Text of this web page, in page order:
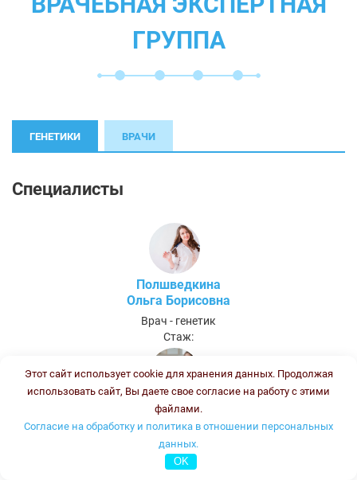
ГРУППА
ГЕНЕТИКИ ВРАЧИ
Специалисты
Полшведкина
Ольга Борисовна
Врач - генетик
Стаж:
Колесникова
Ирина Васильевна
Врач-генетик, врач клинической лабораторной диагностики
Стаж:
Этот сайт использует cookie для хранения данных. Продолжая
использовать сайт, Вы даете свое согласие на работу с этими
файлами.
Согласие на обработку и политика в отношении персональных
данных.
OK